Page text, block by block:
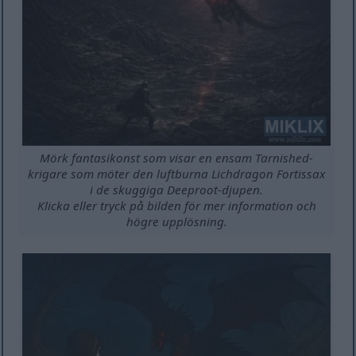
Mörk fantasikonst som visar en ensam Tarnished-
krigare som möter den luftburna Lichdragon Fortissax
i de skuggiga Deeproot-djupen.
Klicka eller tryck på bilden för mer information och
högre upplösning.